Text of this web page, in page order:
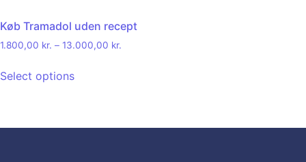
Køb Tramadol uden recept
1.800,00 kr. – 13.000,00 kr.
Select options